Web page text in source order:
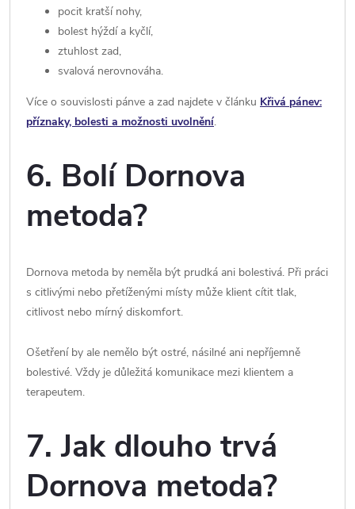
pocit kratší nohy,
bolest hýždí a kyčlí,
ztuhlost zad,
svalová nerovnováha.
Více o souvislosti pánve a zad najdete v článku Křivá pánev:
příznaky, bolesti a možnosti uvolnění.
6. Bolí Dornova
metoda?
Dornova metoda by neměla být prudká ani bolestivá. Při práci
s citlivými nebo přetíženými místy může klient cítit tlak,
citlivost nebo mírný diskomfort.
Ošetření by ale nemělo být ostré, násilné ani nepříjemně
bolestivé. Vždy je důležitá komunikace mezi klientem a
terapeutem.
7. Jak dlouho trvá
Dornova metoda?